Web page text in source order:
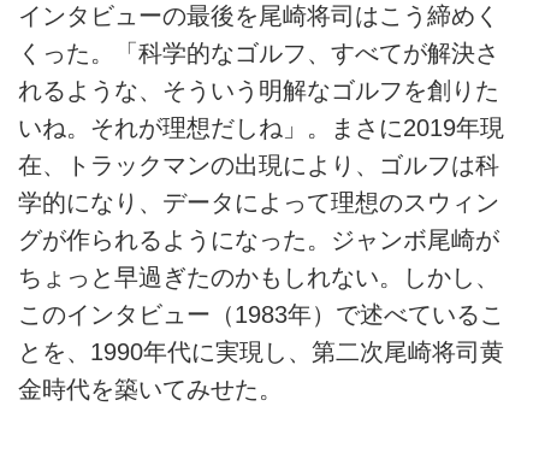
インタビューの最後を尾崎将司はこう締めく
くった。「科学的なゴルフ、すべてが解決さ
れるような、そういう明解なゴルフを創りた
いね。それが理想だしね」。まさに2019年現
在、トラックマンの出現により、ゴルフは科
学的になり、データによって理想のスウィン
グが作られるようになった。ジャンボ尾崎が
ちょっと早過ぎたのかもしれない。しかし、
このインタビュー（1983年）で述べているこ
とを、1990年代に実現し、第二次尾崎将司黄
金時代を築いてみせた。